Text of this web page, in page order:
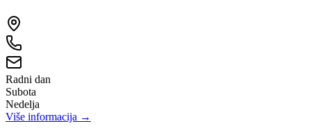
Radni dan
Subota
Nedelja
Više informacija →